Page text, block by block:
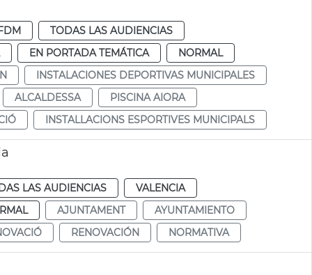
TODAS LAS AUDIENCIAS
EN PORTADA TEMÁTICA
NORMAL
INSTALACIONES DEPORTIVAS MUNICIPALES
ALCALDESSA
PISCINA AIORA
INSTALLACIONS ESPORTIVES MUNICIPALS
LAS AUDIENCIAS
VALENCIA
AJUNTAMENT
AYUNTAMIENTO
RENOVACIÓN NORMATIVA